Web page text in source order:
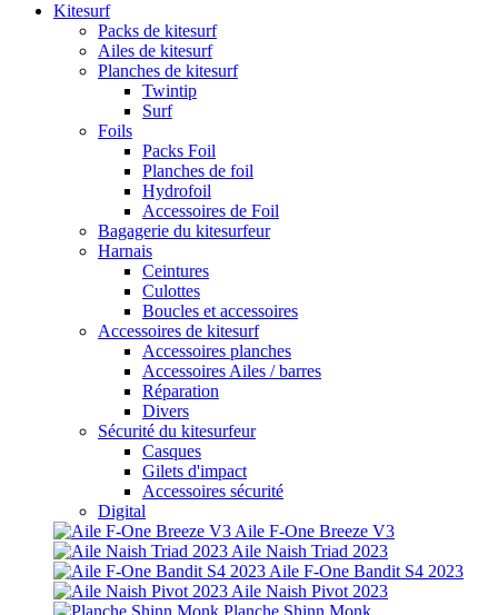
Kitesurf
Packs de kitesurf
Ailes de kitesurf
Planches de kitesurf
Twintip
Surf
Foils
Packs Foil
Planches de foil
Hydrofoil
Accessoires de Foil
Bagagerie du kitesurfeur
Harnais
Ceintures
Culottes
Boucles et accessoires
Accessoires de kitesurf
Accessoires planches
Accessoires Ailes / barres
Réparation
Divers
Sécurité du kitesurfeur
Casques
Gilets d'impact
Accessoires sécurité
Digital
Aile F-One Breeze V3
Aile Naish Triad 2023
Aile F-One Bandit S4 2023
Aile Naish Pivot 2023